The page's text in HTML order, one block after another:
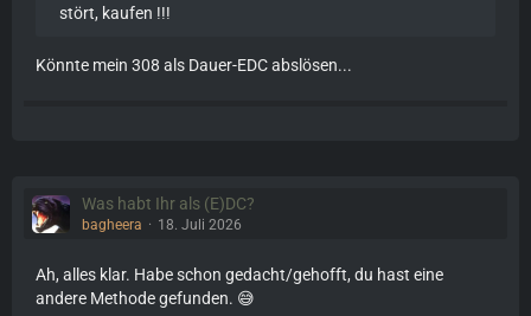
stört, kaufen !!!
Könnte mein 308 als Dauer-EDC abslösen...
Was habt Ihr als (E)DC?
bagheera 18. Juli 2026
Ah, alles klar. Habe schon gedacht/gehofft, du hast eine
andere Methode gefunden. 😅